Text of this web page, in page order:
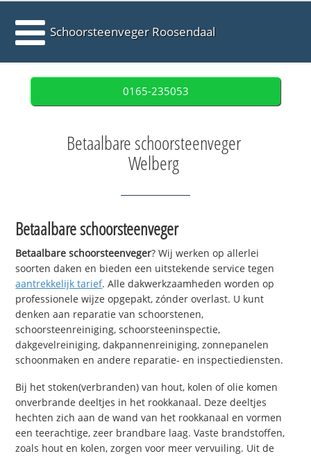
Schoorsteenveger Roosendaal
0165-235053
Betaalbare schoorsteenveger
Welberg
Betaalbare schoorsteenveger
Betaalbare schoorsteenveger? Wij werken op allerlei
soorten daken en bieden een uitstekende service tegen
aantrekkelijk tarief. Alle dakwerkzaamheden worden op
professionele wijze opgepakt, zónder overlast. U kunt
denken aan reparatie van schoorstenen,
schoorsteenreiniging, schoorsteeninspectie,
dakgevelreiniging, dakpannenreiniging, zonnepanelen
schoonmaken en andere reparatie- en inspectiediensten.
Bij het stoken(verbranden) van hout, kolen of olie komen
onverbrande deeltjes in het rookkanaal. Deze deeltjes
hechten zich aan de wand van het rookkanaal en vormen
een teerachtige, zeer brandbare laag. Vaste brandstoffen,
zoals hout en kolen, zorgen voor meer vervuiling. Uit de